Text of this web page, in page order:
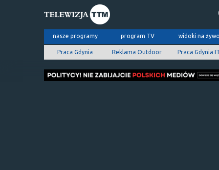
nasze programy program TV widoki na
Praca Gdynia Reklama Outdoor Praca Gdynia